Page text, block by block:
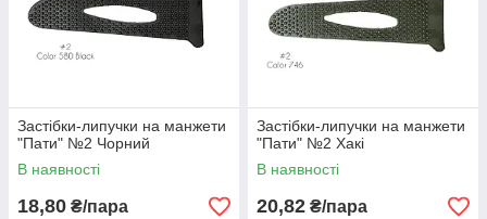
Застібки-липучки на манжети
"Пати" №2 Чорний
В наявності
18,80 ₴/пара
Застібки-липучки на манжети
"Пати" №2 Хакі
В наявності
20,82 ₴/пара